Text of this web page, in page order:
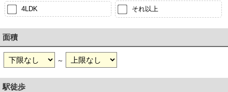
4LDK それ以上
面積
～
駅徒歩